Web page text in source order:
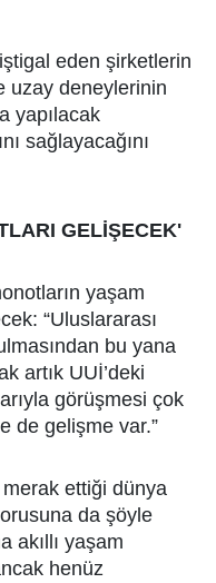
eden şirketlerin
uzay deneylerinin
yapılacak
sağlayacağını
GELİŞECEK'
yaşam
“Uluslararası
bu yana
artık UUİ’deki
görüşmesi çok
de gelişme var.”
merak ettiği dünya
da şöyle
akıllı yaşam
henüz